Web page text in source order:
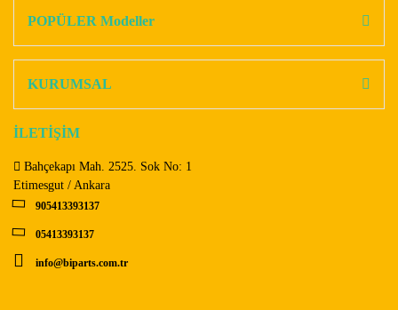
Ürün açıklamasında eksik bilgiler bulunuyor.
Bu ürüne benzer farklı alternatifler olmalı.
POPÜLER Modeller
KURUMSAL
İLETİŞİM
Bahçekapı Mah. 2525. Sok No: 1
Etimesgut / Ankara
905413393137
05413393137
info@biparts.com.tr